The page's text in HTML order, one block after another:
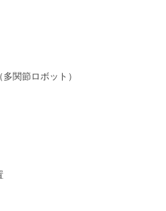
合装置
刷機
置
多関節ロボット）